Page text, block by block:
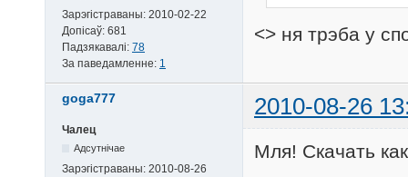
Зарэгістраваны: 2010-02-22
Допісаў: 681
Падзякавалі: 78
За паведамленне: 1
<> ня трэба у
goga777 2010-08-26
Чалец
Адсутнічае
Зарэгістраваны: 2010-08-26
Мля! Скачать